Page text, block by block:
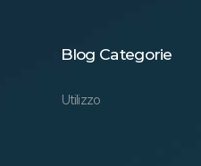
Blog Categorie
Utilizzo